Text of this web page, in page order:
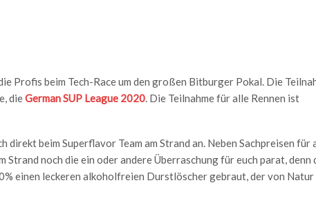
Profis beim Tech-Race um den großen Bitburger Pokal. Die
dieGerman SUP League 2020. Die Teilnahme für alle Rennen ist
direkt beim Superflavor Team am Strand an. Neben Sachpreisen für
noch die ein oder andere Überraschung für euch parat, denn
einen leckeren alkoholfreien Durstlöscher gebraut, der von Natur